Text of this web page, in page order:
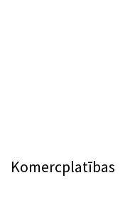
Komercplatības